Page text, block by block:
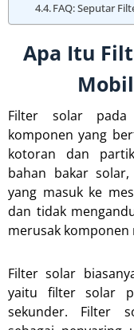
FAQ: Seputar
Apa Itu
Filter solar
komponen yang
kotoran dan
bahan bakar
yang masuk ke
dan tidak
merusak komponen
Filter solar
yaitu filter solar
sekunder. Filter